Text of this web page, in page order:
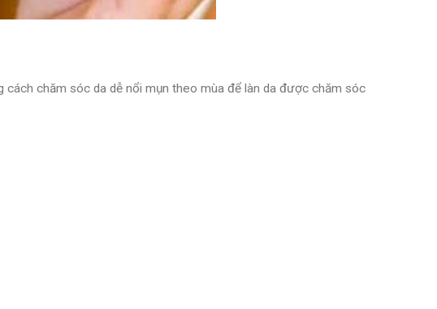
chăm sóc da dễ nổi mụn theo mùa để làn da được chăm sóc